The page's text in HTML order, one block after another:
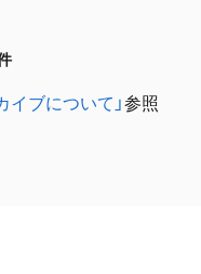
イブについて」参照